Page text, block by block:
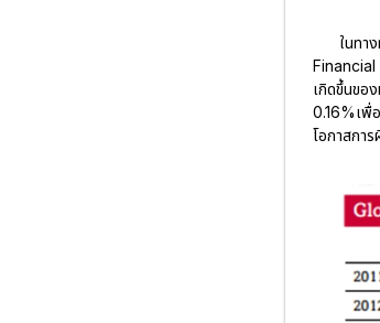
ในทา
Financial
เกิดขึ้นขอ
0.16%เพื่
โอกาสกา